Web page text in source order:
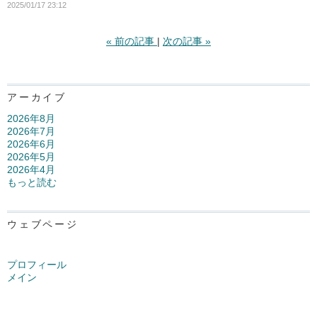
2025/01/17 23:12
« 前の記事 次の記事 »
アーカイブ
2026年8月
2026年7月
2026年6月
2026年5月
2026年4月
もっと読む
ウェブページ
プロフィール
メイン